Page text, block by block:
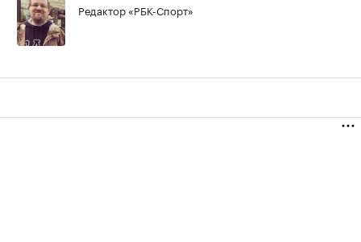
Редактор «РБК-Спорт»